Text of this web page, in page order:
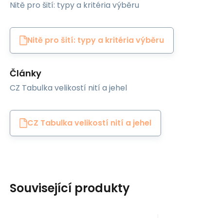
Nitě pro šití: typy a kritéria výběru
Nitě pro šití: typy a kritéria výběru
Články
CZ Tabulka velikostí nití a jehel
CZ Tabulka velikostí nití a jehel
Související produkty